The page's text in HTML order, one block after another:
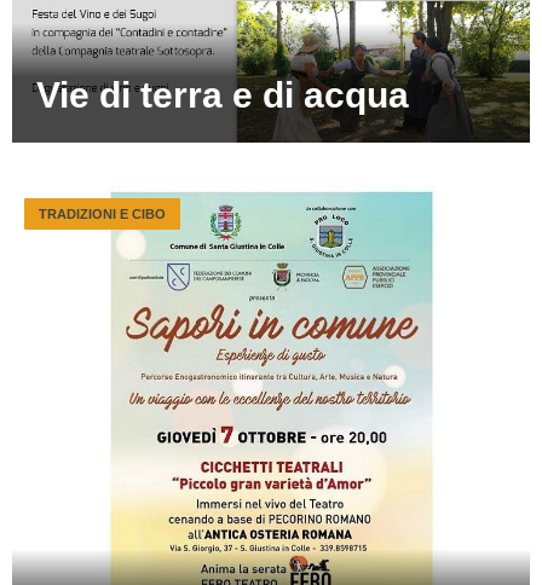
Vie di terra e di acqua
TRADIZIONI E CIBO